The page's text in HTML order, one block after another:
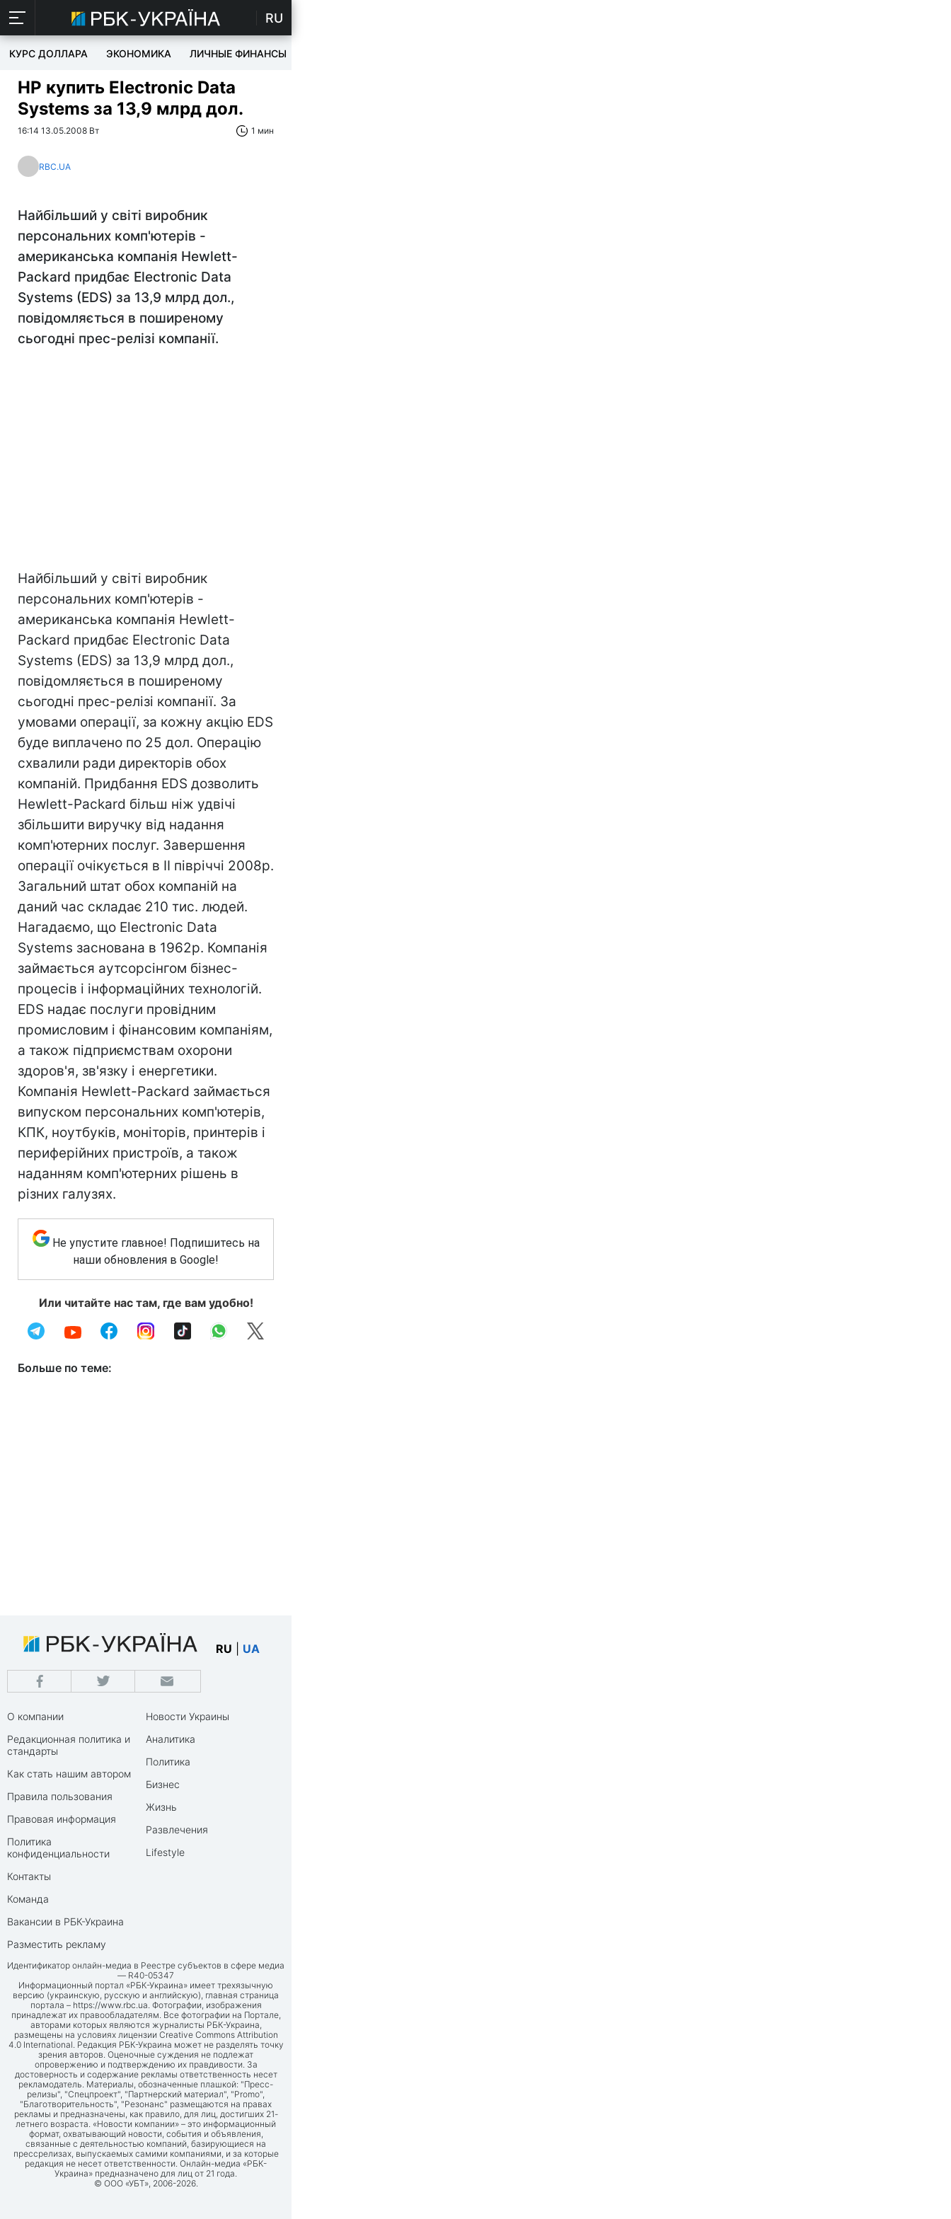
RU
КУРС ДОЛЛАРА ЭКОНОМИКА ЛИЧНЫЕ ФИНАНСЫ
HP купить Electronic Data
Systems за 13,9 млрд дол.
16:14 13.05.2008 Вт 1 мин
RBC.UA
Найбільший у світі виробник
персональних комп'ютерів -
американська компанія Hewlett-
Packard придбає Electronic Data
Systems (EDS) за 13,9 млрд дол.,
повідомляється в поширеному
сьогодні прес-релізі компанії.
Найбільший у світі виробник
персональних комп'ютерів -
американська компанія Hewlett-
Packard придбає Electronic Data
Systems (EDS) за 13,9 млрд дол.,
повідомляється в поширеному
сьогодні прес-релізі компанії. За
умовами операції, за кожну акцію EDS
буде виплачено по 25 дол. Операцію
схвалили ради директорів обох
компаній. Придбання EDS дозволить
Hewlett-Packard більш ніж удвічі
збільшити виручку від надання
комп'ютерних послуг. Завершення
операції очікується в II півріччі 2008р.
Загальний штат обох компаній на
даний час складає 210 тис. людей.
Нагадаємо, що Electronic Data
Systems заснована в 1962р. Компанія
займається аутсорсінгом бізнес-
процесів і інформаційних технологій.
EDS надає послуги провідним
промисловим і фінансовим компаніям,
а також підприємствам охорони
здоров'я, зв'язку і енергетики.
Компанія Hewlett-Packard займається
випуском персональних комп'ютерів,
КПК, ноутбуків, моніторів, принтерів і
периферійних пристроїв, а також
наданням комп'ютерних рішень в
різних галузях.
Не упустите главное! Подпишитесь на
наши обновления в Google!
Или читайте нас там, где вам удобно!
Больше по теме:
RU UA
О компании
Редакционная политика и
стандарты
Как стать нашим автором
Правила пользования
Правовая информация
Политика
конфиденциальности
Контакты
Команда
Вакансии в РБК-Украина
Разместить рекламу
Новости Украины
Аналитика
Политика
Бизнес
Жизнь
Развлечения
Lifestyle
Идентификатор онлайн-медиа в Реестре субъектов в сфере медиа
— R40-05347
Информационный портал «РБК-Украина» имеет трехязычную
версию (украинскую, русскую и английскую), главная страница
портала – https://www.rbc.ua. Фотографии, изображения
принадлежат их правообладателям. Все фотографии на Портале,
авторами которых являются журналисты РБК-Украина,
размещены на условиях лицензии Creative Commons Attribution
4.0 International. Редакция РБК-Украина может не разделять точку
зрения авторов. Оценочные суждения не подлежат
опровержению и подтверждению их правдивости. За
достоверность и содержание рекламы ответственность несет
рекламодатель. Материалы, обозначенные плашкой: "Пресс-
релизы", "Спецпроект", "Партнерский материал", "Promo",
"Благотворительность", "Резонанс" размещаются на правах
рекламы и предназначены, как правило, для лиц, достигших 21-
летнего возраста. «Новости компании» – это информационный
формат, охватывающий новости, события и объявления,
связанные с деятельностью компаний, базирующиеся на
прессрелизах, выпускаемых самими компаниями, и за которые
редакция не несет ответственности. Онлайн-медиа «РБК-
Украина» предназначено для лиц от 21 года.
© ООО «УБТ», 2006-2026.